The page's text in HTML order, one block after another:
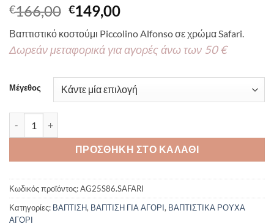
€166,00 Original
price
was:
€166,00.
€149,00Η
τιμή
είναι:
Βαπτιστικό κοστούμι Piccolino Alfonso σε χρώμα Safari.
Δωρεάν μεταφορικά για αγορές άνω των 50 €
Μέγεθος
ΠΡΟΣΘΉΚΗ ΣΤΟ ΚΑΛΆΘΙ
Κωδικός προϊόντος:AG25S86.SAFARI
Κατηγορίες: ΒΑΠΤΙΣΗ, ΒΑΠΤΙΣΗ ΓΙΑ ΑΓΟΡΙ, ΒΑΠΤΙΣΤΙΚΑ ΡΟΥΧΑ
ΑΓΟΡΙ